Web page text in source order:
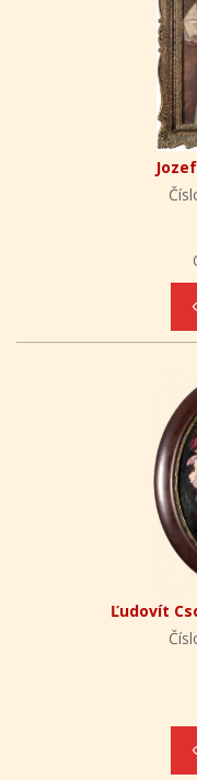
Ľudovít